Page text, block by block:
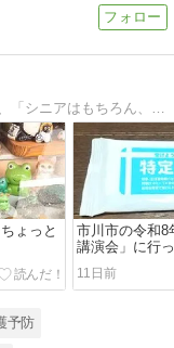
ょっと
市川市の令和8
講演会」に行
11日前
予防